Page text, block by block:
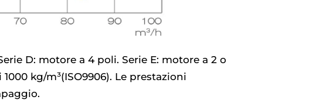
D: motore a 4 poli. Serie E: motore a 2 o
kg/m³(ISO9906). Le prestazioni